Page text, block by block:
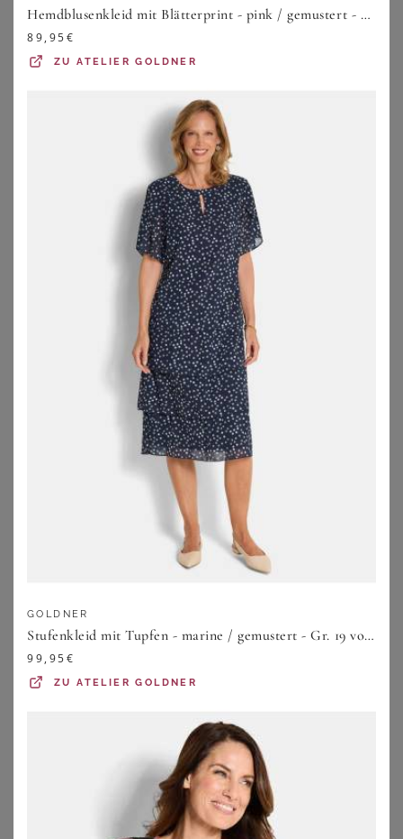
Vero Moda Curve Kleid VMCDORA DESY
SHEEGO
Stufenkleid
61,99
ZU
1 2 3 4 5
Maxikleider für große Größen: Der
perfekte Begleiter zu festlichen und
legeren Anlässen
Maxikleider sind das Nonplusultra unter unseren
, denn sie sind nicht nur superbequem
geschnitten, sie präsentieren sich zudem auch in
trendigen und wunderschönen Designs. Bei
Wundercurves kannst Du aus einer Riesenauswahl an
Maxikleidern für Mollige wählen, da ist bestimmt auch
genau das Kleid dabei, das Du suchst.
Maxikleider: Gut für den Sommer und
besondere Anlässe
Bei unseren Maxikleidern geht es uns um eins: Die Länge.
Deswegen findest Du in hier Maxikleider in großen
Größen für verschiedene Anlässe: Von den legeren
Sommerkleidern, über Kleider für elegante
Sommerpartys, bis hin zu Kleidern, die schick genug sind,
um sie auf einer Hochzeit oder der ein oder anderen
Hemdblusenkleid mit Blätterprint - pink / gemustert - Gr. 19 von Goldner Fashion
89,95€
ZUATELIER GOLDNER
GOLDNER
Stufenkleid mit Tupfen - marine / gemustert - Gr. 19 von Goldner Fashion
99,95€
ZUATELIER GOLDNER